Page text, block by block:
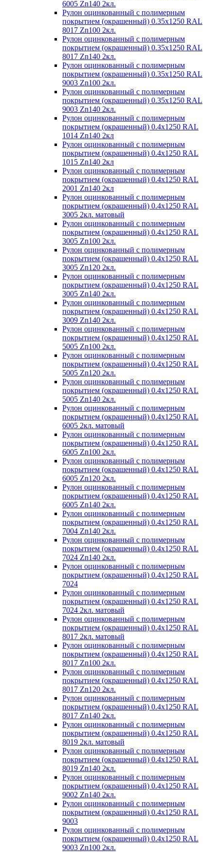
6005 Zn140 2кл.
Рулон оцинкованный с полимерным
покрытием (окрашенный) 0.35x1250 RAL
8017 Zn100 2кл.
Рулон оцинкованный с полимерным
покрытием (окрашенный) 0.35x1250 RAL
8017 Zn140 2кл.
Рулон оцинкованный с полимерным
покрытием (окрашенный) 0.35x1250 RAL
9003 Zn100 2кл.
Рулон оцинкованный с полимерным
покрытием (окрашенный) 0.35x1250 RAL
9003 Zn140 2кл.
Рулон оцинкованный с полимерным
покрытием (окрашенный) 0.4x1250 RAL
1014 Zn140 2кл
Рулон оцинкованный с полимерным
покрытием (окрашенный) 0.4x1250 RAL
1015 Zn140 2кл
Рулон оцинкованный с полимерным
покрытием (окрашенный) 0.4x1250 RAL
2001 Zn140 2кл
Рулон оцинкованный с полимерным
покрытием (окрашенный) 0.4x1250 RAL
3005 2кл. матовый
Рулон оцинкованный с полимерным
покрытием (окрашенный) 0.4x1250 RAL
3005 Zn100 2кл.
Рулон оцинкованный с полимерным
покрытием (окрашенный) 0.4x1250 RAL
3005 Zn120 2кл.
Рулон оцинкованный с полимерным
покрытием (окрашенный) 0.4x1250 RAL
3005 Zn140 2кл.
Рулон оцинкованный с полимерным
покрытием (окрашенный) 0.4x1250 RAL
3009 Zn140 2кл.
Рулон оцинкованный с полимерным
покрытием (окрашенный) 0.4x1250 RAL
5005 Zn100 2кл.
Рулон оцинкованный с полимерным
покрытием (окрашенный) 0.4x1250 RAL
5005 Zn120 2кл.
Рулон оцинкованный с полимерным
покрытием (окрашенный) 0.4x1250 RAL
5005 Zn140 2кл.
Рулон оцинкованный с полимерным
покрытием (окрашенный) 0.4x1250 RAL
6005 2кл. матовый
Рулон оцинкованный с полимерным
покрытием (окрашенный) 0.4x1250 RAL
6005 Zn100 2кл.
Рулон оцинкованный с полимерным
покрытием (окрашенный) 0.4x1250 RAL
6005 Zn120 2кл.
Рулон оцинкованный с полимерным
покрытием (окрашенный) 0.4x1250 RAL
6005 Zn140 2кл.
Рулон оцинкованный с полимерным
покрытием (окрашенный) 0.4x1250 RAL
7004 Zn140 2кл.
Рулон оцинкованный с полимерным
покрытием (окрашенный) 0.4x1250 RAL
7024 Zn140 2кл.
Рулон оцинкованный с полимерным
покрытием (окрашенный) 0.4x1250 RAL
7024
Рулон оцинкованный с полимерным
покрытием (окрашенный) 0.4x1250 RAL
7024 2кл. матовый
Рулон оцинкованный с полимерным
покрытием (окрашенный) 0.4x1250 RAL
8017 2кл. матовый
Рулон оцинкованный с полимерным
покрытием (окрашенный) 0.4x1250 RAL
8017 Zn100 2кл.
Рулон оцинкованный с полимерным
покрытием (окрашенный) 0.4x1250 RAL
8017 Zn120 2кл.
Рулон оцинкованный с полимерным
покрытием (окрашенный) 0.4x1250 RAL
8017 Zn140 2кл.
Рулон оцинкованный с полимерным
покрытием (окрашенный) 0.4x1250 RAL
8019 2кл. матовый
Рулон оцинкованный с полимерным
покрытием (окрашенный) 0.4x1250 RAL
8019 Zn140 2кл.
Рулон оцинкованный с полимерным
покрытием (окрашенный) 0.4x1250 RAL
9002 Zn140 2кл.
Рулон оцинкованный с полимерным
покрытием (окрашенный) 0.4x1250 RAL
9003
Рулон оцинкованный с полимерным
покрытием (окрашенный) 0.4x1250 RAL
9003 Zn100 2кл.